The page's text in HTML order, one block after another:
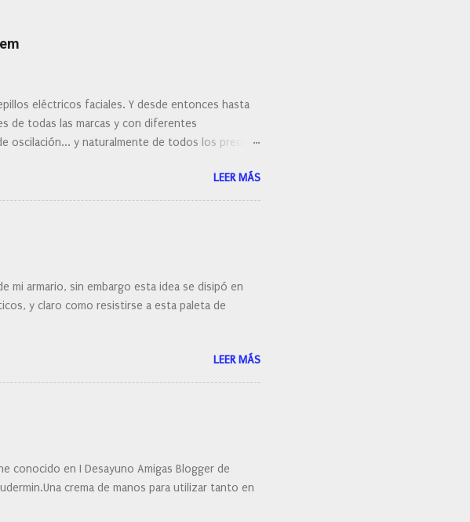
eléctricos faciales. Y desde entonces hasta
de todas las marcas y con diferentes
oscilación... y naturalmente de todos los precios.
a dar mi opinión de porque elegí mi cepilloLEER MÁS
mi armario, sin embargo esta idea se disipó en
y claro como resistirse a esta paleta de
LEER MÁS
conocido en I Desayuno Amigas Blogger de
crema de manos para utilizar tanto en